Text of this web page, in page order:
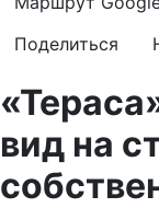
Поделиться
вид на